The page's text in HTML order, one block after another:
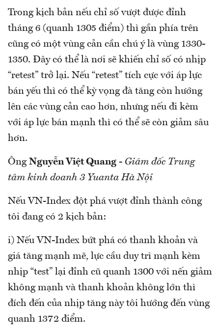
Trong kịch bản nếu chỉ số vượt được đỉnh
tháng 6 (quanh 1305 điểm) thì gần phía trên
cũng có một vùng cản cần chú ý là vùng 1330-
1350. Đây có thể là nơi sẽ khiến chỉ số có nhịp
“retest” trở lại. Nếu “retest” tích cực với áp lực
bán yếu thì có thể kỳ vọng đà tăng còn hướng
lên các vùng cản cao hơn, nhưng nếu đi kèm
với áp lực bán mạnh thì có thể sẽ còn giảm sâu
hơn.
Ông Nguyễn Việt Quang - Giám đốc Trung
tâm kinh doanh 3 Yuanta Hà Nội
Nếu VN-Index đột phá vượt đỉnh thành công
tôi đang có 2 kịch bản:
i) Nếu VN-Index bứt phá có thanh khoản và
giá tăng mạnh mẽ, lực cầu duy trì mạnh kèm
nhịp “test” lại đỉnh cũ quanh 1300 với nến giảm
không mạnh và thanh khoản không lớn thì
đích đến của nhịp tăng này tôi hướng đến vùng
quanh 1372 điểm.